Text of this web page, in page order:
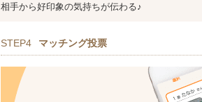
相手から好印象の気持ちが伝わる♪
STEP4 マッチング投票